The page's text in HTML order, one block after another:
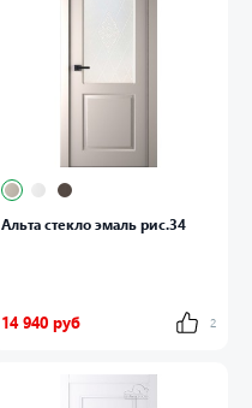
Альта стекло эмаль рис.34
14 940 руб 2